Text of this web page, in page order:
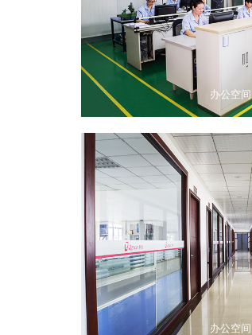
办公空间
办公空间